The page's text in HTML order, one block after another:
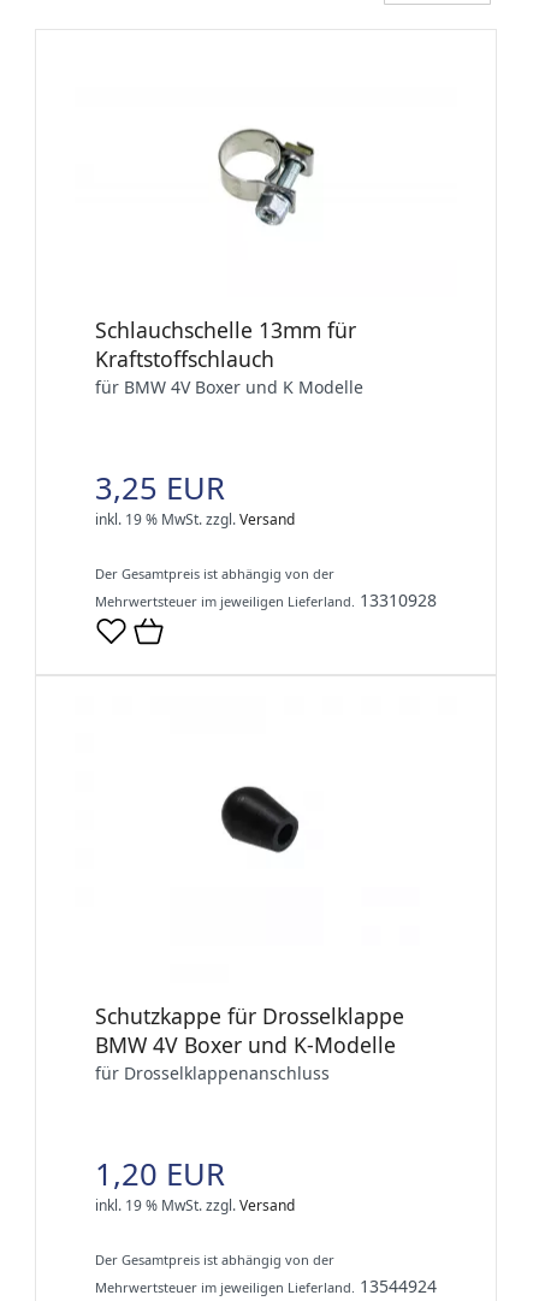
Schlauchschelle 13mm für
Kraftstoffschlauch
für BMW 4V Boxer und K Modelle
3,25 EUR
inkl. 19 % MwSt.zzgl.Versand
Der Gesamtpreis ist abhängig von der
Mehrwertsteuer im jeweiligen Lieferland. 13310928
Schutzkappe für Drosselklappe
BMW 4V Boxer und K-Modelle
für Drosselklappenanschluss
1,20 EUR
inkl. 19 % MwSt.zzgl.Versand
Der Gesamtpreis ist abhängig von der
Mehrwertsteuer im jeweiligen Lieferland. 13544924